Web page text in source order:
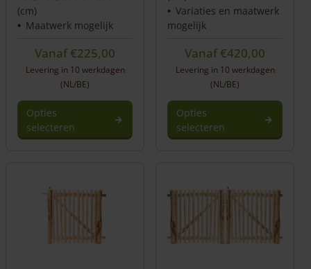
(cm)
Maatwerk mogelijk
Vanaf€225,00
Levering in 10 werkdagen
(NL/BE)
Opties
selecteren
meerdere
variaties.
Variaties en maatwerk
mogelijk
Vanaf€420,00
Levering in 10 werkdagen
(NL/BE)
Opties
selecteren